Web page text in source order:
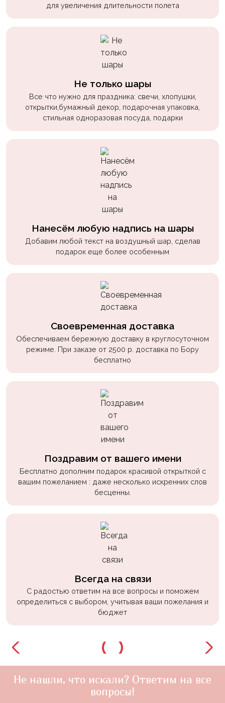
для увеличения длительности полета
Не только шары
Все что нужно для праздника: свечи, хлопушки,
открытки,бумажный декор, подарочная упаковка,
стильная одноразовая посуда, подарки
Нанесём любую надпись на шары
Добавим любой текст на воздушный шар, сделав
подарок еще более особенным
Своевременная доставка
Обеспечиваем бережную доставку в круглосуточном
режиме. При заказе от 2500 р. доставка по Бору
бесплатно
Поздравим от вашего имени
Бесплатно дополним подарок красивой открыткой с
вашим пожеланием : даже несколько искренних слов
бесценны.
Всегда на связи
С радостью ответим на все вопросы и поможем
определиться с выбором, учитывая ваши пожелания и
бюджет
Не нашли, что искали? Ответим на все
вопросы!
Недетские
(18+)